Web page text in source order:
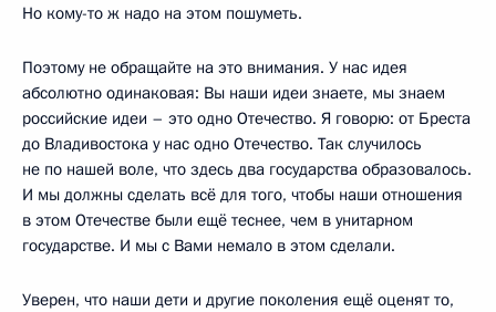
Но кому-то ж надо на этом пошуметь.
Поэтому не обращайте на это внимания. У нас идея
абсолютно одинаковая: Вы наши идеи знаете, мы знаем
российские идеи – это одно Отечество. Я говорю: от Бреста
до Владивостока у нас одно Отечество. Так случилось
не по нашей воле, что здесь два государства образовалось.
И мы должны сделать всё для того, чтобы наши отношения
в этом Отечестве были ещё теснее, чем в унитарном
государстве. И мы с Вами немало в этом сделали.
Уверен, что наши дети и другие поколения ещё оценят то,